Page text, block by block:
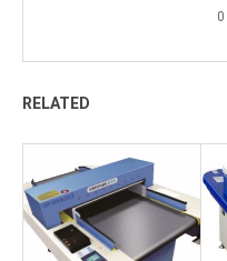
RELATED